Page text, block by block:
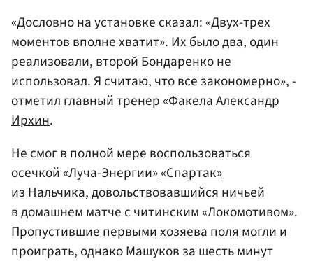
«Дословно на установке сказал: «Двух-трех
моментов вполне хватит». Их было два, один
реализовали, второй Бондаренко не
использовал. Я считаю, что все закономерно», -
отметил главный тренер «ФакелаАлександр
Ирхин.
Не смог в полной мере воспользоваться
осечкой «Луча-Энергии»«Спартак»
из Нальчика, довольствовавшийся ничьей
в домашнем матче с читинским «Локомотивом».
Пропустившие первыми хозяева поля могли и
проиграть, однако Машуков за шесть минут